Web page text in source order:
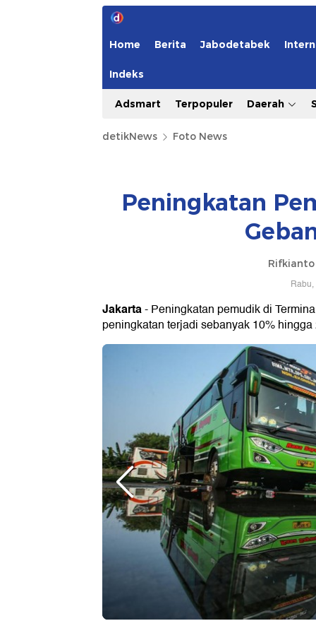
Home Berita Jabodetabek
Indeks
Adsmart Terpopuler Daerah
detikNews Foto News
Peningkatan
Jakarta- Peningkatan pemudik di
peningkatan terjadi sebanyak 10% hingga